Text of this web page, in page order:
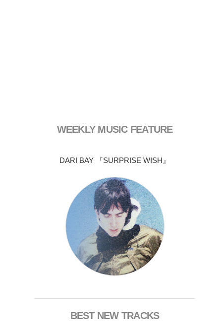
WEEKLY MUSIC FEATURE
DARI BAY 『SURPRISE WISH』
BEST NEW TRACKS